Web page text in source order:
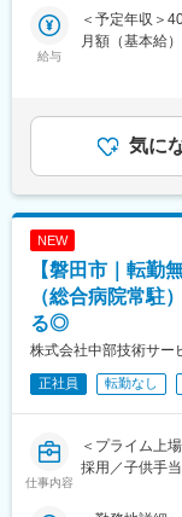
■フォローアッ
新研修制度
先輩のOJT教
・慣れてきた
・月1回程度、
未経験の先輩
業務上で必要
対策講習を実
給しています
業務上で必要
し、保有資格
関東地方を中
鉄道の電線な
あなたには施
・工事の打ち
・見積作成
・業者への発注
ビル・商業施
業開始→作業
■フォローアッ
未経験の方に
ています。一
給与
＜予定年収＞
月額（基本給
給：年1回(4
与(業績による
選考を通じて
含めた表記で
気に
NEW
【磐田市｜転勤
（総合病院常駐
る◎
株式会社中部技術サー
正社員 転勤なし
仕事内容
＜プライム上
採用／子供手
静岡県磐田市